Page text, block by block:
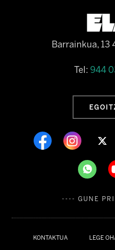
KONTAKTUA LEGE
Barrainkua, 13
Tel: 944
---- GUNE